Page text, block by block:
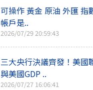
可操作 黃金 原油 外匯 指
帳戶是..
2026/07/29 20:59:43
三大央行決議齊發！美國
與美國GDP ..
2026/07/27 16:06:41